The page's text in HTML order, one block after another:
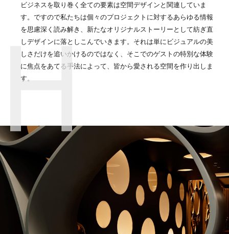
ビジネスを取り巻く全ての要素は空間デザインと関連していま
す。ですので私たちは個々のプロジェクトに対するあらゆる情報
を思慮深く読み解き、新たなオリジナルストーリーとして紡ぎ直
しデザインに落としこんでいきます。それは単にビジュアルの美
しさだけを追いかけるのではなく、そこでのゲストの特別な体験
に焦点をあてる手法によって、皆から愛される空間を作り出しま
す。